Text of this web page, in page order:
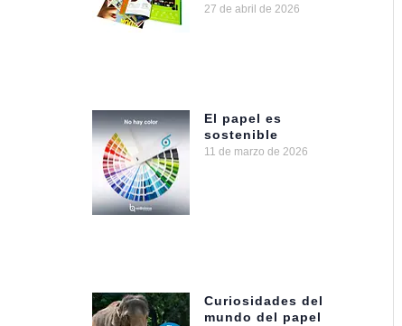
27 de abril de 2026
El papel es
sostenible
11 de marzo de 2026
Curiosidades del
mundo del papel